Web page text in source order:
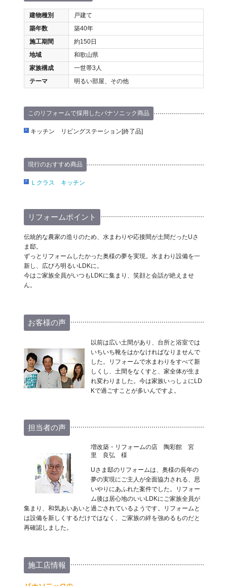
建物種別
戸建て
築年数
築40年
施工期間
約150日
地域
和歌山県
家族構成
一世帯3人
テーマ
明るい部屋、その他
このリフォームで採用したパナソニック商品
キッチン リビングステーション[終了品]
現行のおすすめ商品
Ｌクラス キッチン
リフォームポイント
伝統的な農家の造りのため、水まわりや応接間が土間だったUさ
ま邸。
ずっとリフォームしたかった奥様の夢を実現。水まわり設備を一
新し、広びろ明るいLDKに。
今はご家族全員がいつもLDKに集まり、笑顔と会話が絶えませ
ん。
お客様の声
以前は広い土間があり、台所と浴室では
いちいち靴をはかなければなりませんで
した。リフォームで水まわりをすべて新
しくし、土間をなくすと、家全体が生ま
れ変わりました。今は家族いっしょにLD
Kで過ごすことが多いんですよ。
担当者の声
増改築・リフォームの店 陶彩館 宮
里 良弘 様
Uさま邸のリフォームは、奥様の長年の
夢の実現にご主人が全面協力される、思
いやりにあふれた案件でした。リフォー
ム後は居心地のいいLDKにご家族全員が
集まり、和気あいあいと過ごされているようです。リフォームと
は設備を新しくするだけではなく、ご家族の絆を強めるものだと
再確認しました。
施工店情報